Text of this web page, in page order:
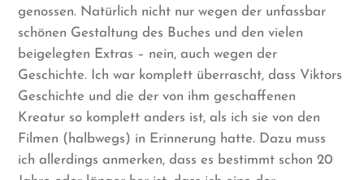
genossen. Natürlich nicht nur wegen der unfassbar
schönen Gestaltung des Buches und den vielen
beigelegten Extras – nein, auch wegen der
Geschichte. Ich war komplett überrascht, dass Viktors
Geschichte und die der von ihm geschaffenen
Kreatur so komplett anders ist, als ich sie von den
Filmen (halbwegs) in Erinnerung hatte. Dazu muss
ich allerdings anmerken, dass es bestimmt schon 20